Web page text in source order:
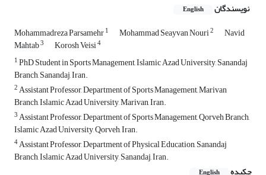
نویسندگان English
Mohammadreza Parsamehr1 Mohammad Seayvan Nouri2 Navid
Mahtab3 Korosh Veisi4
1PhD Student in Sports Management, Islamic Azad University, Sanandaj
Branch, Sanandaj, Iran.
2Assistant Professor, Department of Sports Management, Marivan
Branch, Islamic Azad University, Marivan, Iran.
3Assistant Professor, Department of Sports Management, Qorveh Branch,
Islamic Azad University, Qorveh, Iran.
4Assistant Professor, Department of Physical Education, Sanandaj
Branch, Islamic Azad University, Sanandaj, Iran.